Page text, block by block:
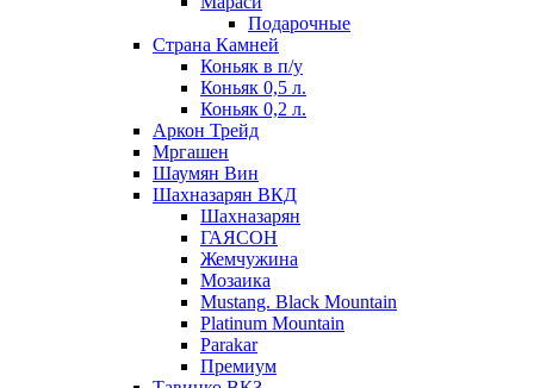
Подарочные
Страна Камней
Коньяк в п/у
Коньяк 0,5 л.
Коньяк 0,2 л.
Аркон Трейд
Мргашен
Шаумян Вин
Шахназарян ВКД
Шахназарян
ГАЯСОН
Жемчужина
Мозаика
Mustang. Black Mountain
Platinum Mountain
Parakar
Премиум